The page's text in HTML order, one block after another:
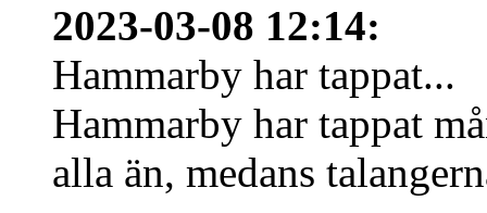
2023-03-08 12:14:
Hammarby har tappat...
Hammarby har tappat
alla än, medans